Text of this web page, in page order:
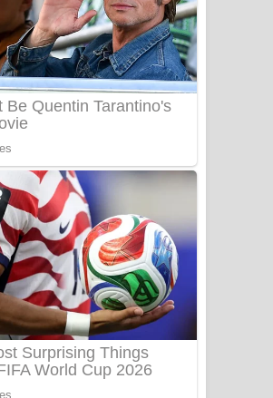
ගීතයේ පද පෙළ
Niwuna Numba Hinda Song Lyrics -
නිවුනා නුඹ හින්දා ගීතයේ පද පෙළ
Numba Dun Aadare Song Lyrics - නුඹ
Liyamuda Dan Anagathe Song Lyrics
- ලියමුද දැන් අනාගතේ ගීතයේ පද පෙළ
Doni Song Lyrics - දෝණි ගීතයේ පද
පෙළ
Benthara Palame Song Lyrics -
බෙන්තර පාලමේ ගීතයේ පද පෙළ